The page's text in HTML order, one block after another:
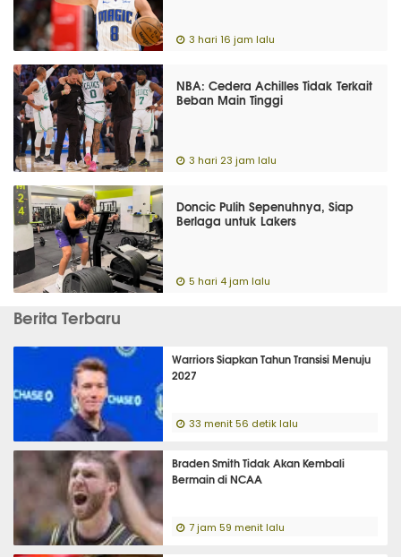
3 hari 16 jam lalu
NBA: Cedera Achilles Tidak Terkait
Beban Main Tinggi
3 hari 23 jam lalu
Doncic Pulih Sepenuhnya, Siap
Berlaga untuk Lakers
5 hari 4 jam lalu
Berita Terbaru
Warriors Siapkan Tahun Transisi Menuju
2027
33 menit 56 detik lalu
Braden Smith Tidak Akan Kembali
Bermain di NCAA
7 jam 59 menit lalu